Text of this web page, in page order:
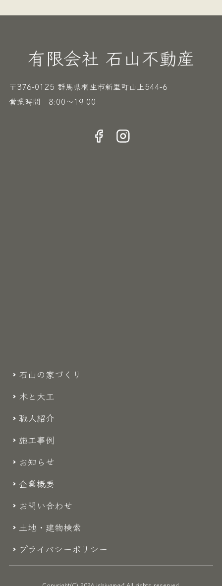
有限会社 石山不動産
〒376-0125 群馬県桐生市新里町山上544-6
営業時間 8:00〜19:00
石山の家づくり
木と大工
職人紹介
施工事例
お知らせ
企業概要
お問い合わせ
土地・建物検索
プライバシーポリシー